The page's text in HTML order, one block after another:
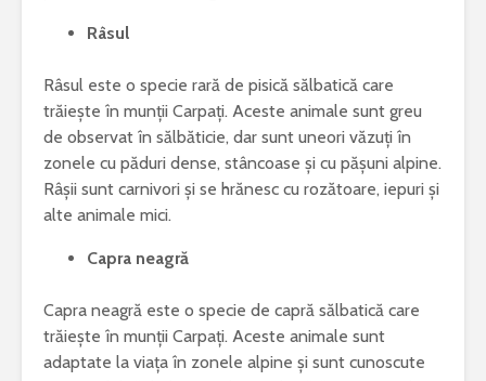
Râsul
Râsul este o specie rară de pisică sălbatică care
trăiește în munții Carpați. Aceste animale sunt greu
de observat în sălbăticie, dar sunt uneori văzuți în
zonele cu păduri dense, stâncoase și cu pășuni alpine.
Râșii sunt carnivori și se hrănesc cu rozătoare, iepuri și
alte animale mici.
Capra neagră
Capra neagră este o specie de capră sălbatică care
trăiește în munții Carpați. Aceste animale sunt
adaptate la viața în zonele alpine și sunt cunoscute